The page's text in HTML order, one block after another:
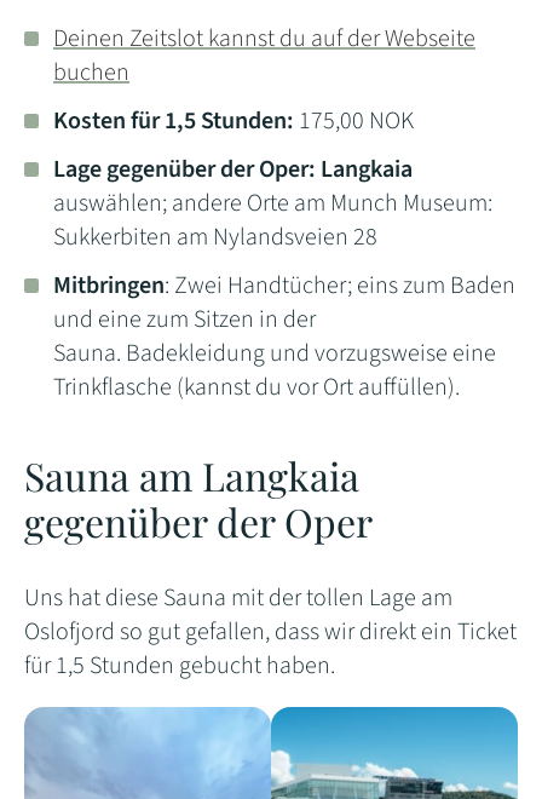
Deinen Zeitslot kannst du auf der Webseite
buchen
Kosten für 1,5 Stunden: 175,00 NOK
Lage gegenüber der Oper: Langkaia
auswählen; andere Orte am Munch Museum:
Sukkerbiten am Nylandsveien 28
Mitbringen: Zwei Handtücher; eins zum Baden
und eine zum Sitzen in der
Sauna. Badekleidung und vorzugsweise eine
Trinkflasche (kannst du vor Ort auffüllen).
Sauna am Langkaia
gegenüber der Oper
Uns hat diese Sauna mit der tollen Lage am
Oslofjord so gut gefallen, dass wir direkt ein Ticket
für 1,5 Stunden gebucht haben.